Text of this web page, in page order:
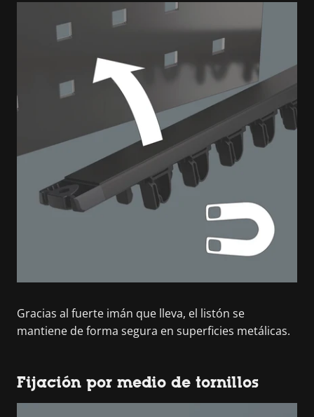
Gracias al fuerte imán que lleva, el listón se
mantiene de forma segura en superficies metálicas.
Fijación por medio de tornillos